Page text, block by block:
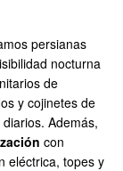
persianas
nocturna
de
y cojinetes de
Además,
con
eléctrica, topes y